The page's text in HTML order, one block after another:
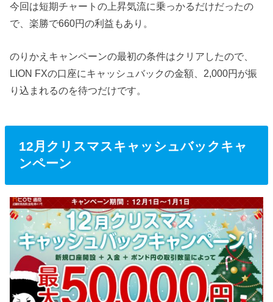
今回は短期チャートの上昇気流に乗っかるだけだったの
で、楽勝で660円の利益もあり。
のりかえキャンペーンの最初の条件はクリアしたので、
LION FXの口座にキャッシュバックの金額、2,000円が振
り込まれるのを待つだけです。
12月クリスマスキャッシュバックキャ
ンペーン